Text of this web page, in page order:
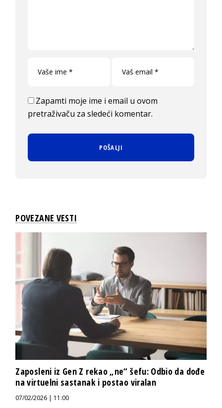
Zapamti moje ime i email u ovom
pretraživaču za sledeći komentar.
POVEZANE VESTI
Zaposleni iz Gen Z rekao „ne“ šefu: Odbio da dođe
na virtuelni sastanak i postao viralan
07/02/2026 | 11:00